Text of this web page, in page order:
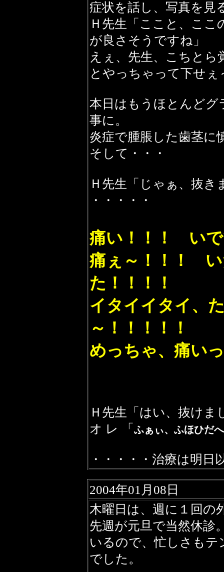
症状を話し、写真を見
Ｈ先生「ここと、こ
が良さそうですね」
えぇ、先生、こちと
とやっちゃって下せぇ
本日はもうほとんどグ
事に。
炎症で腫脹した歯茎に
そして・・・
Ｈ先生「じゃぁ、抜き
・・・・・
痛い！！！ いで
痛ぇ～！！！
た！！！！
イタイイタイ、
～！！！！！
めっちゃ、痛い
Ｈ先生「はい、抜け
オ レ 「 ふぁぃ、ふほひだ
・・・・・治療は明
2004年01月08日
木曜日は、週に１回の
先週が元旦で当然休診
いるので、忙しさも
でした。